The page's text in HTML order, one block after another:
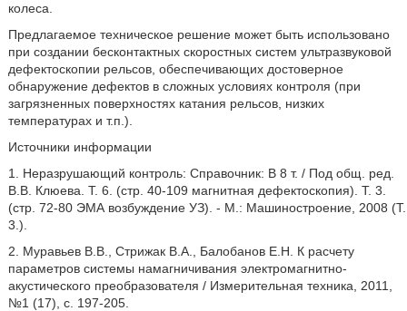
колеса.
Предлагаемое техническое решение может быть использовано
при создании бесконтактных скоростных систем ультразвуковой
дефектоскопии рельсов, обеспечивающих достоверное
обнаружение дефектов в сложных условиях контроля (при
загрязненных поверхностях катания рельсов, низких
температурах и т.п.).
Источники информации
1. Неразрушающий контроль: Справочник: В 8 т. / Под общ. ред.
В.В. Клюева. Т. 6. (стр. 40-109 магнитная дефектоскопия). Т. 3.
(стр. 72-80 ЭМА возбуждение УЗ). - М.: Машиностроение, 2008 (Т.
3.).
2. Муравьев В.В., Стрижак В.А., Балобанов Е.Н. К расчету
параметров системы намагничивания электромагнитно-
акустического преобразователя / Измерительная техника, 2011,
№1 (17), с. 197-205.